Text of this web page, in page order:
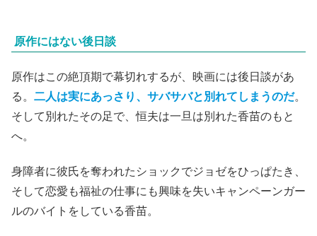
原作にはない後日談
原作はこの絶頂期で幕切れするが、映画には後日談があ
る。 二人は実にあっさり、サバサバと別れてしまうのだ。
そして別れたその足で、恒夫は一旦は別れた香苗のもと
へ。
身障者に彼氏を奪われたショックでジョゼをひっぱたき、
そして恋愛も福祉の仕事にも興味を失いキャンペーンガー
ルのバイトをしている香苗。